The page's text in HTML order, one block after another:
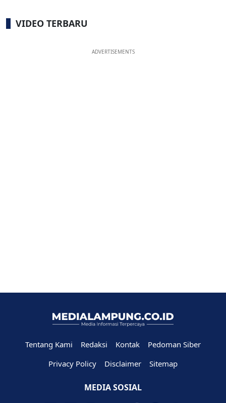
VIDEO TERBARU
ADVERTISEMENTS
Tentang Kami Redaksi Kontak
Pedoman Siber
Privacy Policy
Disclaimer Sitemap
MEDIA SOSIAL